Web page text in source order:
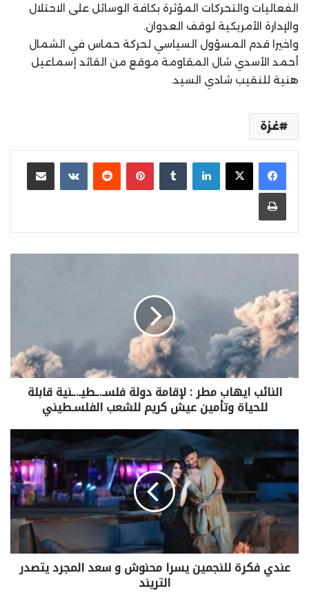
الفعاليات والتحركات المؤثرة بكافة الوسائل على الاحتلال
والإدارة الأمريكية لوقف العدوان.
واخيرا قدم المسؤول السياسي لحركة حماس في الشمال
أحمد الأسدي شال المقاومة موقع من القائد إسماعيل
هنية للنقيب شادي السيد.
غزة
لينكدإن بينتيريست مشاركة عبر البريد
طباعة
النائب ايهاب مطر : لإقامة دولة فلسـ.ـطيـ.ـنية قابلة
للحياة وتأمين عيش كريم للشعب الفلسـطيني
عندي فكرة للنجمين يسرا محنوش و سعد المجرد يتصدر
التريند